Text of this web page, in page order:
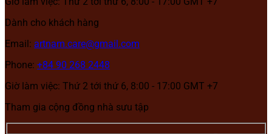
Dành cho khách hàng
Email: artnam.care@gmail.com
Phone: +84 90 268 2448
Giờ làm việc: Thứ 2 tới thứ 6, 8:00 - 17:00 GMT +7
Tham gia cộng đồng nhà sưu tập